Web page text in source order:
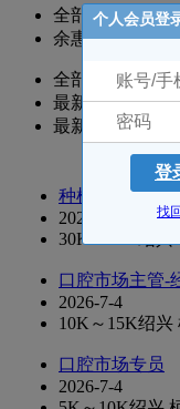
全部
余惠琴(店长)
全部
最新更新
最新发布
种植医生
2026-7-4
30K～50K
口腔市场主管-
2026-7-4
10K～15K绍兴
口腔市场专员
2026-7-4
个人会员登
登
找